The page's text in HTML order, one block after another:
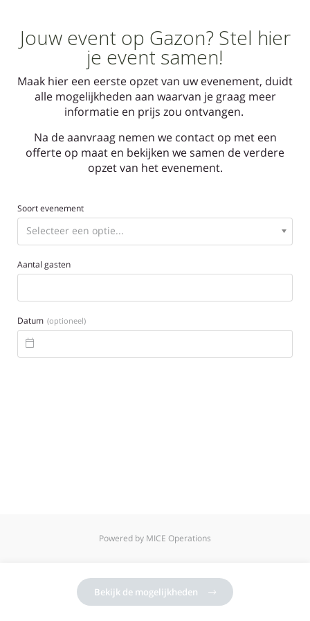
Jouw event op Gazon? Stel hier
je event samen!
Maak hier een eerste opzet van uw evenement, duidt
alle mogelijkheden aan waarvan je graag meer
informatie en prijs zou ontvangen.
Na de aanvraag nemen we contact op met een
offerte op maat en bekijken we samen de verdere
opzet van het evenement.
Soort evenement
Aantal gasten
Datum (optioneel)

Powered by MICE Operations
Bekijk de mogelijkheden